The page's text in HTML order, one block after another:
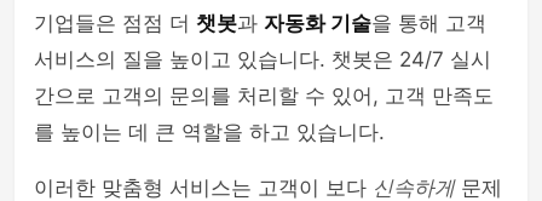
기업들은 점점 더 챗봇과 자동화 기술을 통해 고객
서비스의 질을 높이고 있습니다. 챗봇은 24/7 실시
간으로 고객의 문의를 처리할 수 있어, 고객 만족도
를 높이는 데 큰 역할을 하고 있습니다.
이러한 맞춤형 서비스는 고객이 보다 신속하게문제